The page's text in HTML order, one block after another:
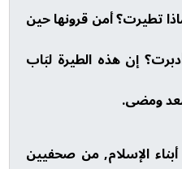
تطيرت؟ أمن قرونها حين
إن هذه الطيرة لبَاب
ومضى.
الإسلام, من صحفيين